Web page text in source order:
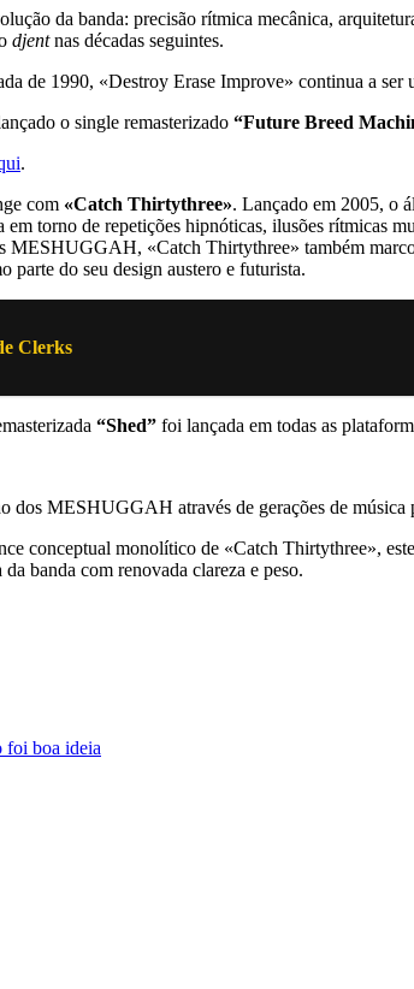
da banda: precisão rítmica mecânica,
djentnas décadas seguintes.
de 1990, «Destroy Erase Improve» continua a
o single remasterizado “Future Breed
.
com «Catch Thirtythree». Lançado em 2005, o
torno de repetições hipnóticas, ilusões rítmicas
MESHUGGAH, «Catch Thirtythree» também
parte do seu design austero e futurista.
Clerks
“Shed” foi lançada em todas as
dos MESHUGGAH através de gerações de música
conceptual monolítico de «Catch Thirtythree»,
banda com renovada clareza e peso.
foi boa ideia